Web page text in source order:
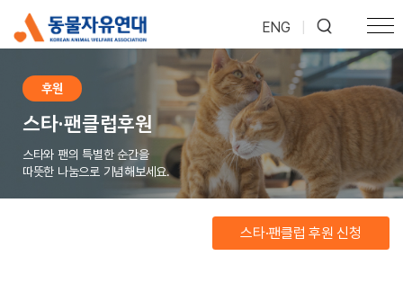
ENG
후원
스타·팬클럽후원
스타와 팬의 특별한 순간을
따뜻한 나눔으로 기념해보세요.
스타·팬클럽 후원 신청